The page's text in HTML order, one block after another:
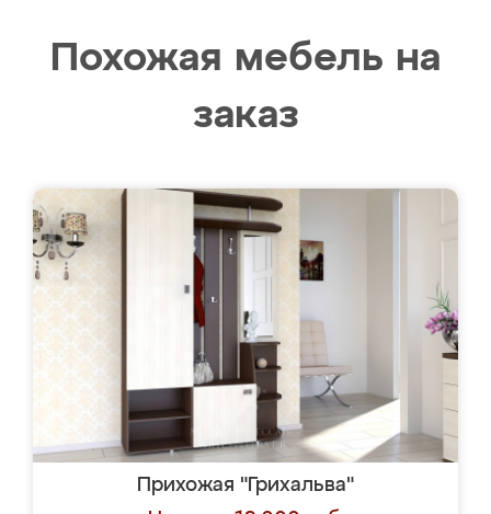
Похожая мебель на
заказ
Прихожая "Грихальва"